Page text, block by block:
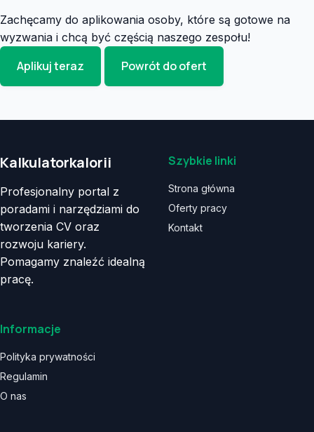
Zachęcamy do aplikowania osoby, które są gotowe na
wyzwania i chcą być częścią naszego zespołu!
Aplikuj teraz Powrót do ofert
Kalkulatorkalorii
Profesjonalny portal z
poradami i narzędziami do
tworzenia CV oraz
rozwoju kariery.
Pomagamy znaleźć idealną
pracę.
Szybkie linki
Strona główna
Oferty pracy
Kontakt
Informacje
Polityka prywatności
Regulamin
O nas